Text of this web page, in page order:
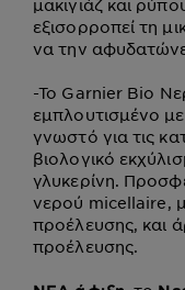
μακιγιάζ και
εξισορροπεί τη
να την
-Το Garnier Bio
εμπλουτισμένο
γνωστό για τις
βιολογικό
γλυκερίνη.
νερού micellaire,
προέλευσης, και
προέλευσης.